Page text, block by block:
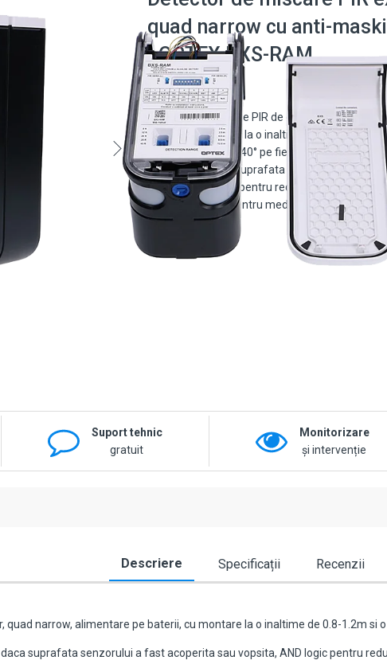
quad narrow cu anti-
- OPTEX BXS-RAM
Detector de miscare PIR de exterior, quad
baterii, cu montare la o inaltime de 0.8-1.2m si o
24m la 80° (12m x 40° pe fiecare parte) Active
detecteaza daca suprafata senzorului a fast
vopsita, AND logic pentru reducerea alarmelor
detection mode pentru mediile unde diferenta
Suport tehnic
gratuit
Monitorizare
și intervenție
Descriere Specificații Recenzii
quad narrow, alimentare pe baterii, cu montare la o inaltime de 0.8-1.2m si
suprafata senzorului a fast acoperita sau vopsita, AND logic pentru